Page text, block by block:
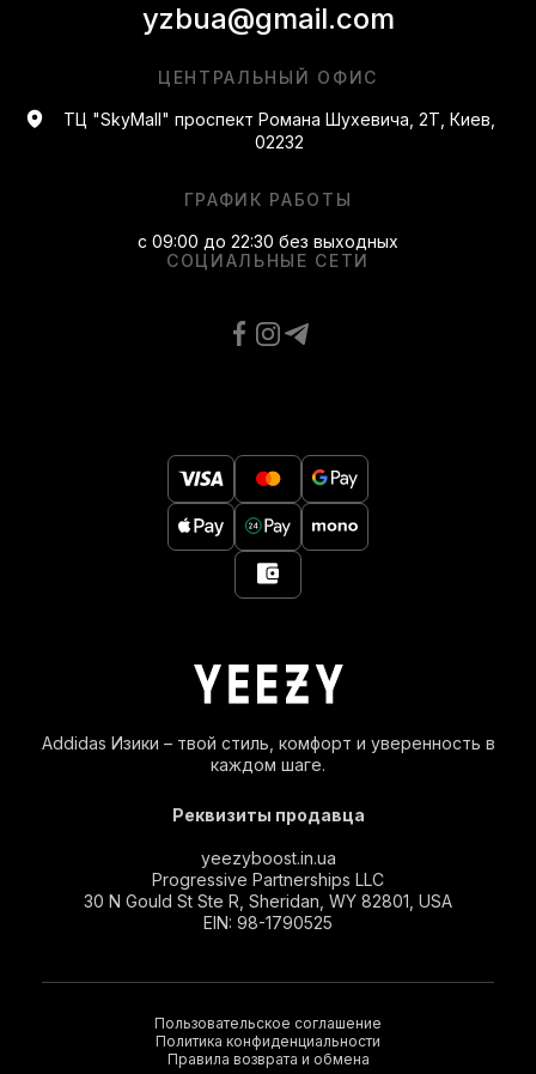
Addidas Изики – твой стиль, комфорт и уверенность в
каждом шаге.
Реквизиты продавца
yeezyboost.in.ua
Progressive Partnerships LLC
30 N Gould St Ste R, Sheridan, WY 82801, USA
EIN: 98-1790525
ЦЕНТРАЛЬНЫЙ ОФИС
ТЦ "SkyMall" проспект Романа Шухевича, 2Т, Киев,
02232
СОЦИАЛЬНЫЕ СЕТИ
yzbua@gmail.com
ГРАФИК РАБОТЫ
с 09:00 до 22:30 без выходных
Пользовательское соглашение
Политика конфиденциальности
Правила возврата и обмена